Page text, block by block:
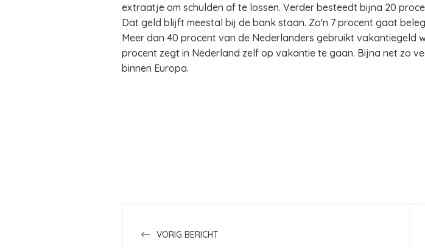
extraatje om schulden af te lossen. Verder besteedt bijna 20
Dat geld blijft meestal bij de bank staan. Zo'n 7 procent gaat
Meer dan 40 procent van de Nederlanders gebruikt vakantiegeld
procent zegt in Nederland zelf op vakantie te gaan. Bijna net zo
binnen Europa.
VORIG BERICHT